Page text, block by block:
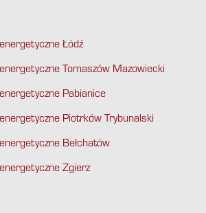
Łódź
Tomaszów Mazowiecki
Pabianice
Piotrków Trybunalski
Bełchatów
Zgierz